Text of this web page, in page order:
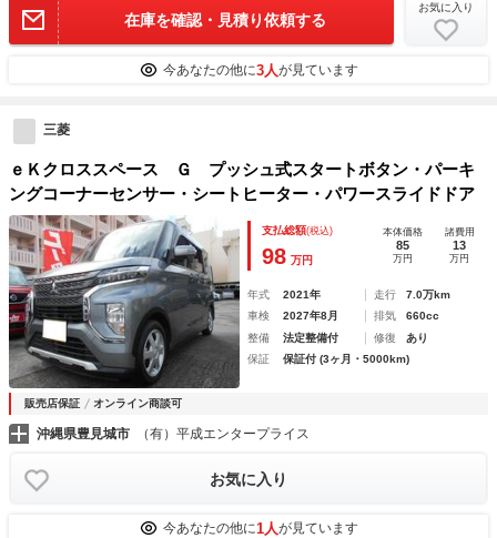
在庫を確認・見積り依頼する
お気に入り
今あなたの他に3人が見ています
三菱
ｅＫクロススペース Ｇ プッシュ式スタートボタン・パーキ
ングコーナーセンサー・シートヒーター・パワースライドドア
支払総額(税込)
98 万円
本体価格
85
万円
諸費用
13
万円
年式 2021年 走行
7.0万km
車検
2027年8月 排気
660cc
整備
法定整備付 修復
あり
保証
保証付 (3ヶ月・5000km)
販売店保証 オンライン商談可
沖縄県豊見城市 （有）平成エンタープライス
お気に入り
今あなたの他に1人が見ています